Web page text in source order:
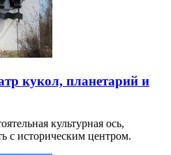
кукол, планетарий и
культурная ось,
с историческим центром.